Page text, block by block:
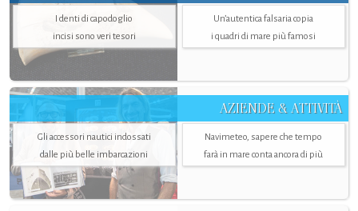
I denti di capodoglio
incisi sono veri tesori
Un’autentica falsaria copia
i quadri di mare più famosi
AZIENDE & ATTIVITÀ
Gli accessori nautici indossati
dalle più belle imbarcazioni
Navimeteo, sapere che tempo
farà in mare conta ancora di più